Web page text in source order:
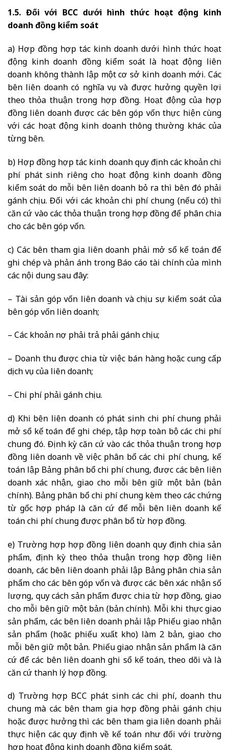
1.5. Đối với BCC dưới hình thức hoạt động kinh
doanh đồng kiểm soát
a) Hợp đồng hợp tác kinh doanh dưới hình thức hoạt
động kinh doanh đồng kiểm soát là hoạt động liên
doanh không thành lập một cơ sở kinh doanh mới. Các
bên liên doanh có nghĩa vụ và được hưởng quyền lợi
theo thỏa thuận trong hợp đồng. Hoạt động của hợp
đồng liên doanh được các bên góp vốn thực hiện cùng
với các hoạt động kinh doanh thông thường khác của
từng bên.
b) Hợp đồng hợp tác kinh doanh quy định các khoản chi
phí phát sinh riêng cho hoạt động kinh doanh đồng
kiểm soát do mỗi bên liên doanh bỏ ra thì bên đó phải
gánh chịu. Đối với các khoản chi phí chung (nếu có) thì
căn cứ vào các thỏa thuận trong hợp đồng để phân chia
cho các bên góp vốn.
c) Các bên tham gia liên doanh phải mở sổ kế toán để
ghi chép và phản ánh trong Báo cáo tài chính của mình
các nội dung sau đây:
– Tài sản góp vốn liên doanh và chịu sự kiểm soát của
bên góp vốn liên doanh;
– Các khoản nợ phải trả phải gánh chịu;
– Doanh thu được chia từ việc bán hàng hoặc cung cấp
dịch vụ của liên doanh;
– Chi phí phải gánh chịu.
d) Khi bên liên doanh có phát sinh chi phí chung phải
mở sổ kế toán để ghi chép, tập hợp toàn bộ các chi phí
chung đó. Định kỳ căn cứ vào các thỏa thuận trong hợp
đồng liên doanh về việc phân bổ các chi phí chung, kế
toán lập Bảng phân bổ chi phí chung, được các bên liên
doanh xác nhận, giao cho mỗi bên giữ một bản (bản
chính). Bảng phân bổ chi phí chung kèm theo các chứng
từ gốc hợp pháp là căn cứ để mỗi bên liên doanh kế
toán chi phí chung được phân bổ từ hợp đồng.
e) Trường hợp hợp đồng liên doanh quy định chia sản
phẩm, định kỳ theo thỏa thuận trong hợp đồng liên
doanh, các bên liên doanh phải lập Bảng phân chia sản
phẩm cho các bên góp vốn và được các bên xác nhận số
lượng, quy cách sản phẩm được chia từ hợp đồng, giao
cho mỗi bên giữ một bản (bản chính). Mỗi khi thực giao
sản phẩm, các bên liên doanh phải lập Phiếu giao nhận
sản phẩm (hoặc phiếu xuất kho) làm 2 bản, giao cho
mỗi bên giữ một bản. Phiếu giao nhận sản phẩm là căn
cứ để các bên liên doanh ghi sổ kế toán, theo dõi và là
căn cứ thanh lý hợp đồng.
d) Trường hợp BCC phát sinh các chi phí, doanh thu
chung mà các bên tham gia hợp đồng phải gánh chịu
hoặc được hưởng thì các bên tham gia liên doanh phải
thực hiện các quy định về kế toán như đối với trường